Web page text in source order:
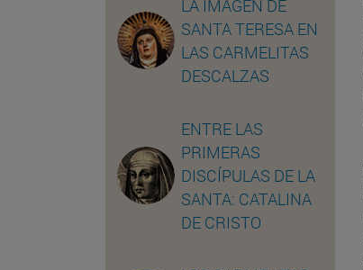
LA IMAGEN DE
SANTA TERESA EN
LAS CARMELITAS
DESCALZAS
ENTRE LAS
PRIMERAS
DISCÍPULAS DE LA
SANTA: CATALINA
DE CRISTO